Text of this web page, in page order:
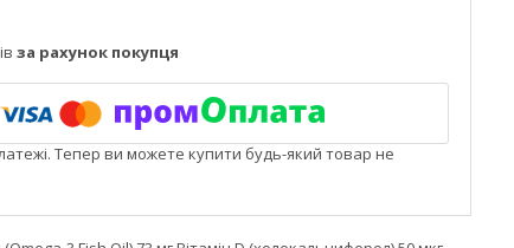
за рахунок покупця
Тепер ви можете купити будь-який товар не